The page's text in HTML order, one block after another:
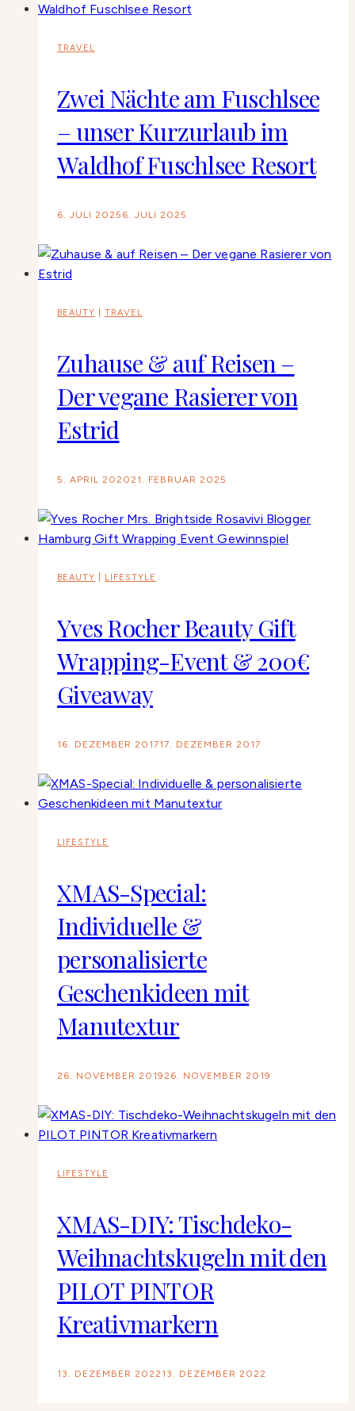
TRAVEL
Zwei Nächte am Fuschlsee
– unser Kurzurlaub im
Waldhof Fuschlsee Resort
6. JULI 2025 6. JULI 2025
BEAUTY TRAVEL
Zuhause & auf Reisen –
Der vegane Rasierer von
Estrid
5. APRIL 2020 21. FEBRUAR 2025
BEAUTY LIFESTYLE
Yves Rocher Beauty Gift
Wrapping-Event & 200€
Giveaway
16. DEZEMBER 201717. DEZEMBER 2017
LIFESTYLE
XMAS-Special:
Individuelle &
personalisierte
Geschenkideen mit
Manutextur
26. NOVEMBER 2019 26. NOVEMBER 2019
LIFESTYLE
XMAS-DIY: Tischdeko-
Weihnachtskugeln mit den
PILOT PINTOR
Kreativmarkern
13. DEZEMBER 2022 13. DEZEMBER 2022